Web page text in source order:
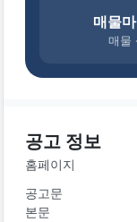
매물
매물
공고 정보
홈페이지
공고문
본문